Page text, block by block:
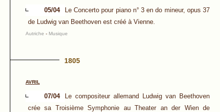
05/04
Le Concerto pour piano n° 3 en do mineur, opus 37
de Ludwig van Beethoven est créé à Vienne.
Autriche - Musique
1805
AVRIL
07/04
Le compositeur allemand Ludwig van Beethoven
crée sa Troisième Symphonie au Theater an der Wien de